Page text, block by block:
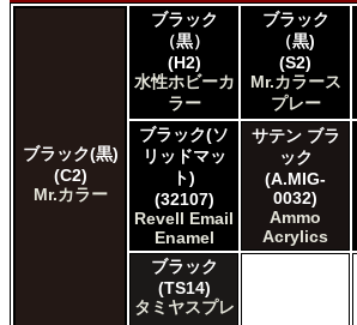
* ボックスをオン/オフにして、同等の色を
Uncheck ALL
AK INTERACTIVE AK 3rd Gen
AK INTERACTIVE AK Acrylics
AK INTERACTIVE AK Real Color
ALCLAD II ALCLAD II
AMMO by Mig Jimenez Ammo
Acrylicos Vallejo Vallejo Game Air
Acrylicos Vallejo Vallejo Game Color
Acrylicos Vallejo Vallejo Liquid Gold
Acrylicos Vallejo Vallejo Mecha Color
ブラック(黒)
(C2)
Mr.カラー
ブラック
（黒）
(H2)
水性ホビーカ
ラー
ブラック
（黒)
(S2)
Mr.カラース
プレー
ブラック(ソ
リッドマッ
ト)
(32107)
Revell Email
Enamel
サテン ブラ
ック
(A.MIG-
0032)
Ammo
Acrylics
ブラック
(TS14)
タミヤスプレ